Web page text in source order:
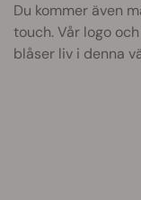
Du kommer även
touch. Vår logo
blåser liv i denna